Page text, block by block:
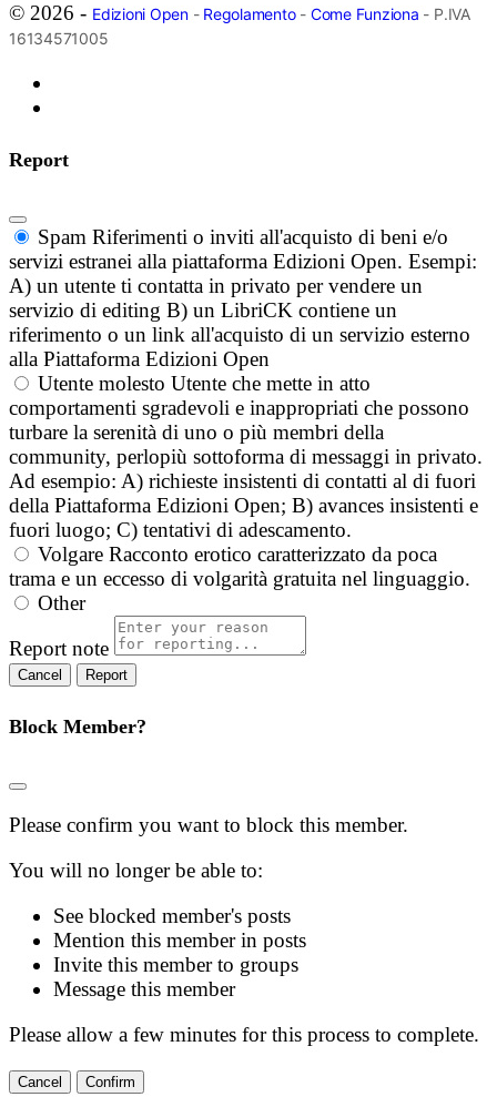
© 2026 - Edizioni Open- Regolamento- Come Funziona - P.IVA
16134571005
Report
Spam Riferimenti o inviti all'acquisto di beni e/o
servizi estranei alla piattaforma Edizioni Open. Esempi:
A) un utente ti contatta in privato per vendere un
servizio di editing B) un LibriCK contiene un
riferimento o un link all'acquisto di un servizio esterno
alla Piattaforma Edizioni Open
Utente molesto Utente che mette in atto
comportamenti sgradevoli e inappropriati che possono
turbare la serenità di uno o più membri della
community, perlopiù sottoforma di messaggi in privato.
Ad esempio: A) richieste insistenti di contatti al di fuori
della Piattaforma Edizioni Open; B) avances insistenti e
fuori luogo; C) tentativi di adescamento.
Volgare Racconto erotico caratterizzato da poca
trama e un eccesso di volgarità gratuita nel linguaggio.
Other
Report note
Report
Block Member?
Please confirm you want to block this member.
You will no longer be able to:
See blocked member's posts
Mention this member in posts
Invite this member to groups
Message this member
Please allow a few minutes for this process to complete.
Confirm